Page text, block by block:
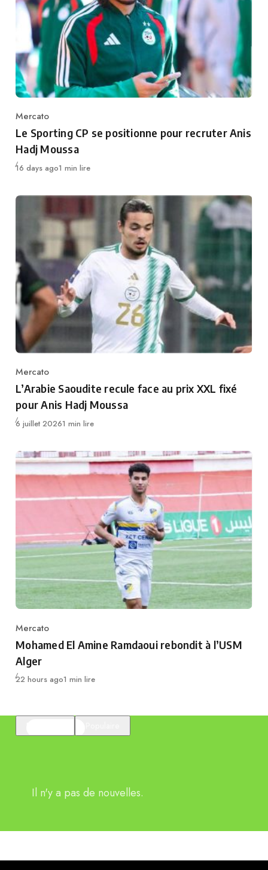
Category
Mercato
Le Sporting CP se positionne pour recruter Anis
Hadj Moussa
Publié
16 days ago1 min lire
Category
Mercato
L’Arabie Saoudite recule face au prix XXL fixé
pour Anis Hadj Moussa
Publié
6 juillet 20261 min lire
Category
Mercato
Mohamed El Amine Ramdaoui rebondit à l’USM
Alger
Publié
22 hours ago1 min lire
Il n'y a pas de nouvelles.